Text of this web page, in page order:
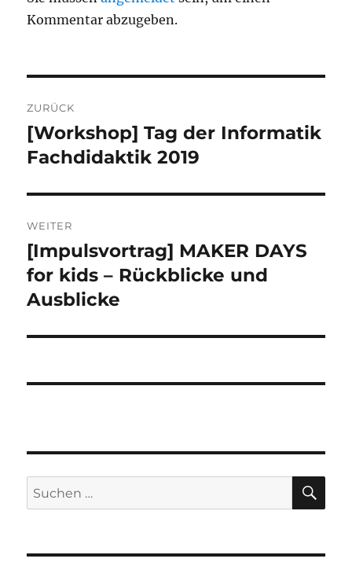
Kommentar abzugeben.
ZURÜCK
Vorheriger
Beitrag:
[Workshop] Tag der Informatik
Fachdidaktik 2019
WEITER
Nächster
Beitrag:
[Impulsvortrag] MAKER DAYS
for kids – Rückblicke und
Ausblicke
Suchen
nach: